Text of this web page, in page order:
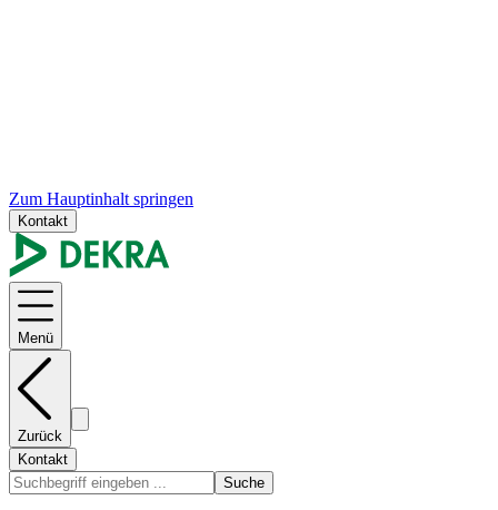
Zum Hauptinhalt springen
Kontakt
Menü
Zurück
Kontakt
Suche